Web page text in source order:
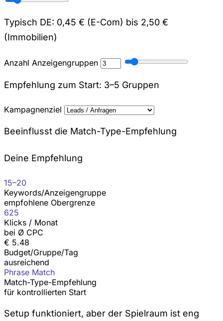
Typisch DE: 0,45 € (E-Com) bis 2,50 €
(Immobilien)
Anzahl Anzeigengruppen
Empfehlung zum Start: 3–5 Gruppen
Kampagnenziel
Beeinflusst die Match-Type-Empfehlung
Deine Empfehlung
15–20
Keywords/Anzeigengruppe
empfohlene Obergrenze
625
Klicks / Monat
bei Ø CPC
€ 5.48
Budget/Gruppe/Tag
ausreichend
Phrase Match
Match-Type-Empfehlung
für kontrollierten Start
Setup funktioniert, aber der Spielraum ist eng